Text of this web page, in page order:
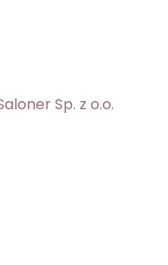
Sp. z o.o.